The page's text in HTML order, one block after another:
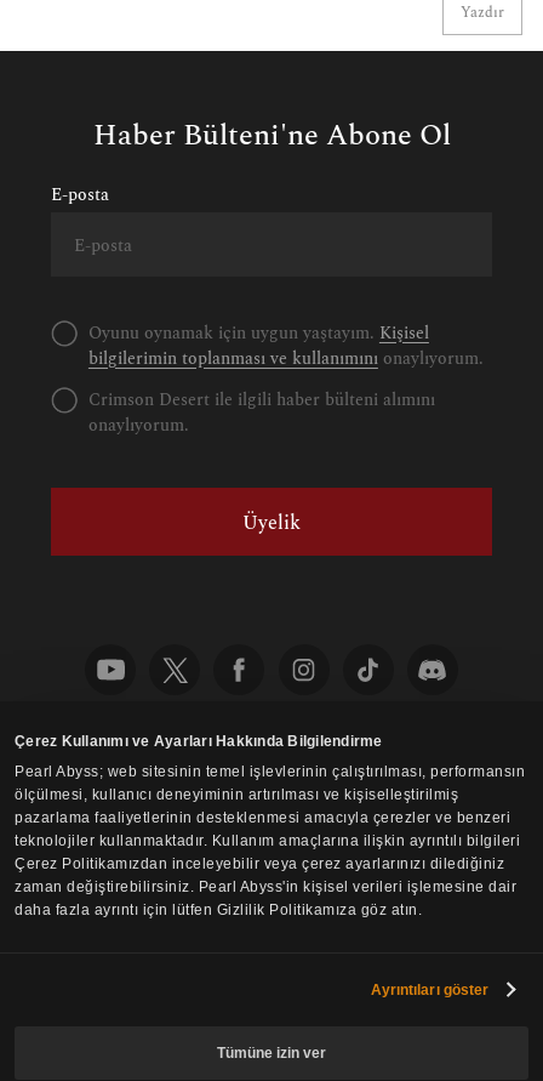
Çerez Kullanımı ve Ayarları Hakkında Bilgilendirme
Pearl Abyss; web sitesinin temel işlevlerinin çalıştırılması, performansın
ölçülmesi, kullanıcı deneyiminin artırılması ve kişiselleştirilmiş
pazarlama faaliyetlerinin desteklenmesi amacıyla çerezler ve benzeri
teknolojiler kullanmaktadır. Kullanım amaçlarına ilişkin ayrıntılı bilgileri
Çerez Politikamızdan inceleyebilir veya çerez ayarlarınızı dilediğiniz
zaman değiştirebilirsiniz. Pearl Abyss'in kişisel verileri işlemesine dair
daha fazla ayrıntı için lütfen Gizlilik Politikamıza göz atın.
Ayrıntıları göster
Tümüne izin ver
Yazdır
Haber Bülteni'ne Abone Ol
E-posta
Oyunu oynamak için uygun yaştayım. Kişisel
bilgilerimin toplanması ve kullanımınıonaylıyorum.
Crimson Desert ile ilgili haber bülteni alımını
onaylıyorum.
Üyelik
Türkçe
Gizlilik Politikası
Fan İçerikleri Rehberi
Çerez Kullanımı Politikası
Gizlilik Seçenekleri